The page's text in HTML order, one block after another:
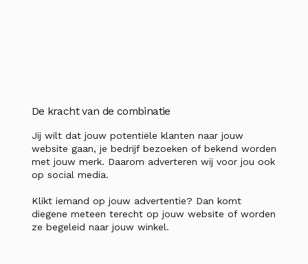
De kracht van de combinatie
Jij wilt dat jouw potentiële klanten naar jouw
website gaan, je bedrijf bezoeken of bekend worden
met jouw merk. Daarom adverteren wij voor jou ook
op social media.
Klikt iemand op jouw advertentie? Dan komt
diegene meteen terecht op jouw website of worden
ze begeleid naar jouw winkel.